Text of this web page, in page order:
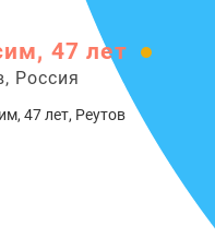
47 лет
Россия